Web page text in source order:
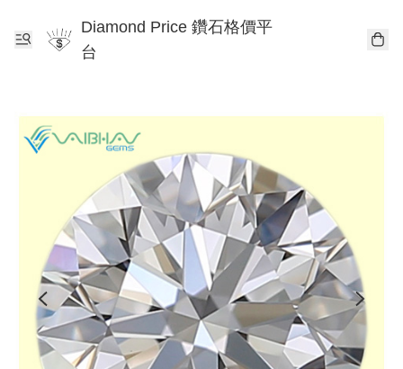
Diamond Price 鑽石格價平
台